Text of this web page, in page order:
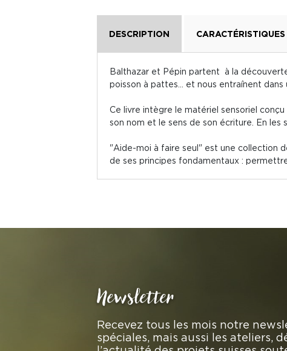
DESCRIPTION CARACTÉRISTIQUES
Balthazar et Pépin partent à la
poisson à pattes... et nous entraînent
Ce livre intègre le matériel sensoriel
son nom et le sens de son écriture. En les
"Aide-moi à faire seul" est une collection
de ses principes fondamentaux :
Newsletter
Recevez tous les mois notre
spéciales, mais aussi les ateliers,